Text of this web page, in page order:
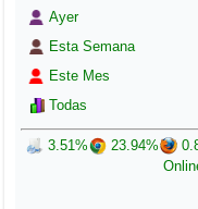
Ayer
Esta Semana
Este Mes
Todas
3.51% 23.94%